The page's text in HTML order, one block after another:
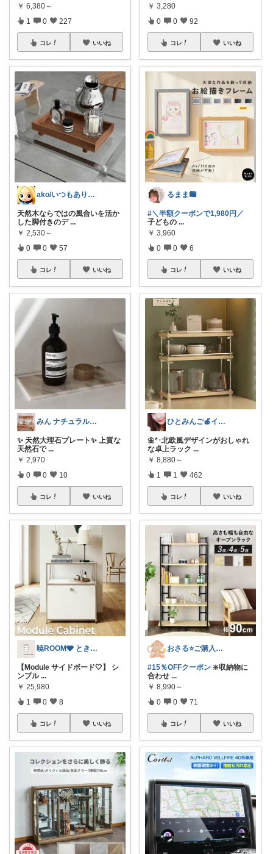
￥ 6,380～
1 0 227
コレ いいね
ako/いつもありがとう🌈5日感謝
天然木ならではの風合いを活か
した脚付きのデ ...
￥ 2,530～
0 0 57
コレ いいね
みん ナチュラル✨♡*:.｡.
✨ 天然大理石プレート✨ 上質な
天然石で ...
￥ 2,970
0 0 10
コレ いいね
暁ROOM🩶 ときめく暮らしのセレクト
【Module サイドボード🤍】 シ
ンプル ...
￥ 25,980
1 0 8
コレ いいね
￥ 3,280
0 0 92
コレ いいね
るまま🛍️
#＼半額クーポンで1,980円／
子どもの ...
￥ 3,960
0 0 6
コレ いいね
ひとみんご🍎‪インテリア雑貨
🌼*･北欧風デザインがおしゃれ
な卓上ラック ...
￥ 8,880～
1 1 462
コレ いいね
おさる⭐ご購入感謝🐹
#15％OFFクーポン ❇️収納物に
合わせ ...
￥ 8,990～
0 0 71
コレ いいね